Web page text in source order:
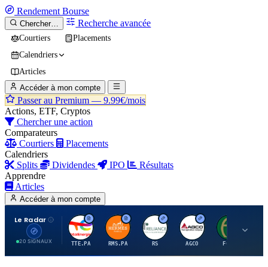
Rendement Bourse
Chercher… Recherche avancée
Courtiers
Placements
Calendriers
Articles
Accéder à mon compte
Passer au Premium — 9.99€/mois
Actions, ETF, Cryptos
Chercher une action
Comparateurs
Courtiers
Placements
Calendriers
Splits
Dividendes IPO
Résultats
Apprendre
Articles
Accéder à mon compte
Le Radar
20 SIGNAUX
T
TTE.PA
H
RMS.PA
R
RS
A
AGCO FCFS